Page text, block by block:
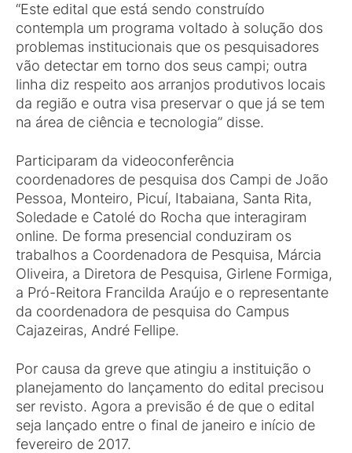
“Este edital que está sendo construído
contempla um programa voltado à solução dos
problemas institucionais que os pesquisadores
vão detectar em torno dos seus campi; outra
linha diz respeito aos arranjos produtivos locais
da região e outra visa preservar o que já se tem
na área de ciência e tecnologia” disse.
Participaram da videoconferência
coordenadores de pesquisa dos Campi de João
Pessoa, Monteiro, Picuí, Itabaiana, Santa Rita,
Soledade e Catolé do Rocha que interagiram
online. De forma presencial conduziram os
trabalhos a Coordenadora de Pesquisa, Márcia
Oliveira, a Diretora de Pesquisa, Girlene Formiga,
a Pró-Reitora Francilda Araújo e o representante
da coordenadora de pesquisa do Campus
Cajazeiras, André Fellipe.
Por causa da greve que atingiu a instituição o
planejamento do lançamento do edital precisou
ser revisto. Agora a previsão é de que o edital
seja lançado entre o final de janeiro e início de
fevereiro de 2017.